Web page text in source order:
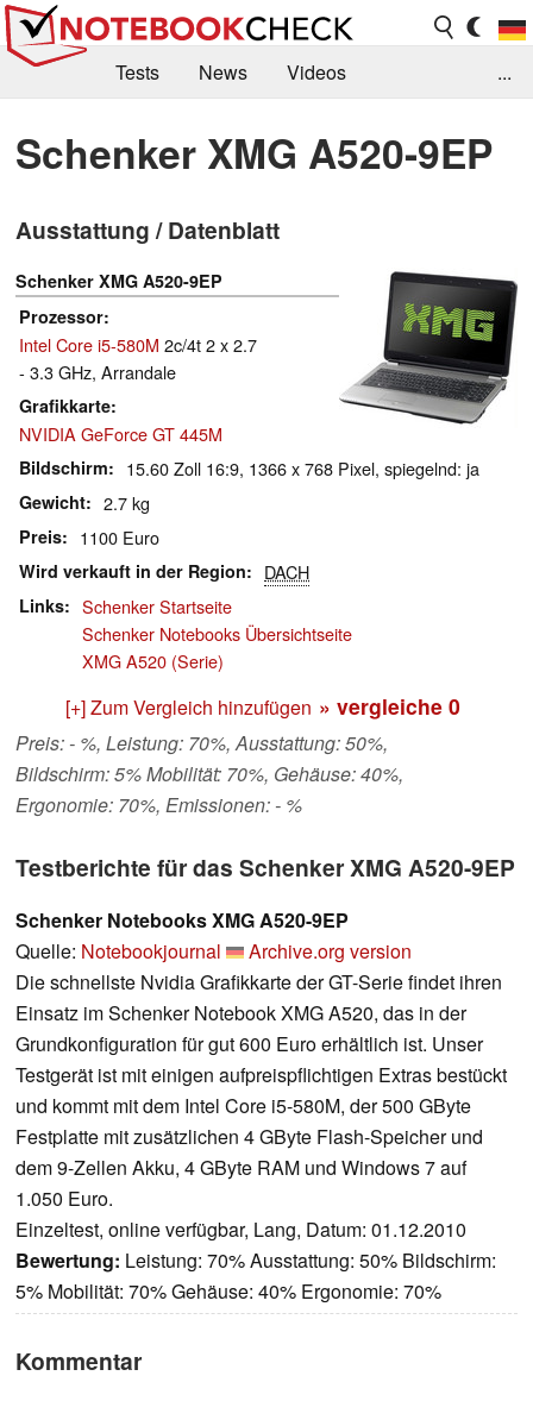
Tests News
Videos
Kaufberatung
Deals Suche
Jobs
Forum
...
Schenker XMG A520-9EP
Ausstattung / Datenblatt
Schenker XMG A520-9EP
Prozessor
Intel Core i5-580M 2c/4t 2 x 2.7
- 3.3 GHz, Arrandale
Grafikkarte
NVIDIA GeForce GT 445M
Bildschirm 15.60 Zoll 16:9, 1366 x 768 Pixel, spiegelnd: ja
Gewicht 2.7 kg
Preis 1100 Euro
Wird verkauft in der Region DACH
Links
Schenker Startseite
Schenker Notebooks Übersichtseite
XMG A520 (Serie)
[+] Zum Vergleich hinzufügen » vergleiche 0
Preis: - %, Leistung: 70%, Ausstattung: 50%,
Bildschirm: 5% Mobilität: 70%, Gehäuse: 40%,
Ergonomie: 70%, Emissionen: - %
Testberichte für das Schenker XMG A520-9EP
Schenker Notebooks XMG A520-9EP
Quelle: Notebookjournal
Archive.org version
Die schnellste Nvidia Grafikkarte der GT-Serie findet ihren
Einsatz im Schenker Notebook XMG A520, das in der
Grundkonfiguration für gut 600 Euro erhältlich ist. Unser
Testgerät ist mit einigen aufpreispflichtigen Extras bestückt
und kommt mit dem Intel Core i5-580M, der 500 GByte
Festplatte mit zusätzlichen 4 GByte Flash-Speicher und
dem 9-Zellen Akku, 4 GByte RAM und Windows 7 auf
1.050 Euro.
Einzeltest, online verfügbar, Lang, Datum: 01.12.2010
Bewertung: Leistung: 70% Ausstattung: 50% Bildschirm:
5% Mobilität: 70% Gehäuse: 40% Ergonomie: 70%
Kommentar